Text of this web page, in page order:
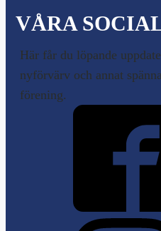
VÅRA
Här får du löpande
nyförvärv och annat
förening.